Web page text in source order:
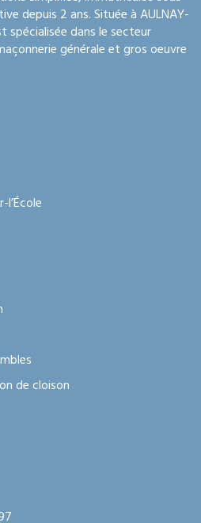
depuis 2 ans. Située à AULNAY-
spécialisée dans le secteur
générale et gros oeuvre
de cloison